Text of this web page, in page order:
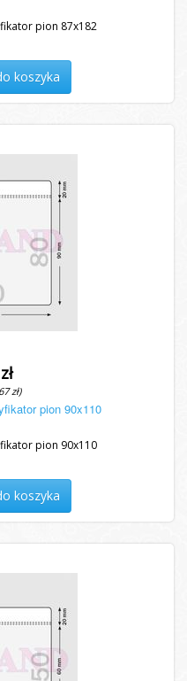
pion 87x182
koszyka
zł)
pion 90x110
pion 90x110
koszyka